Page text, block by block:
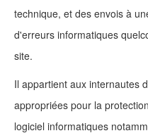
technique, et des envois à
d'erreurs informatiques
site.
Il appartient aux internautes
appropriées pour la
logiciel informatiques